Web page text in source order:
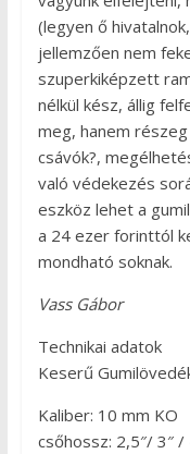
(legyen ő
jellemzően nem
szuperkiképzett
nélkül kész, állig
meg, hanem
csávók?,
való védekezés
eszköz lehet a
a 24 ezer forinttól
mondható soknak.
Vass Gábor
Technikai adatok
Keserű
Kaliber: 10 mm KO
csőhossz: 2,5″/ 3″ /